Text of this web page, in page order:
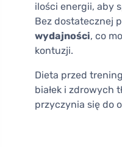
ilości energii, aby
Bez dostatecznej
wydajności, co
kontuzji.
Dieta przed
białek i zdrowych
przyczynia się do